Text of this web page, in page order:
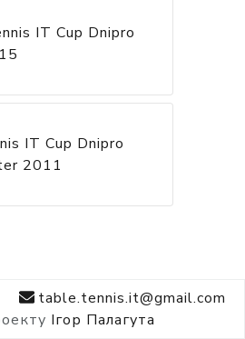
IT Cup Dnipro
IT Cup Dnipro
2011
table.tennis.it@gmail.com
Ігор Палагута